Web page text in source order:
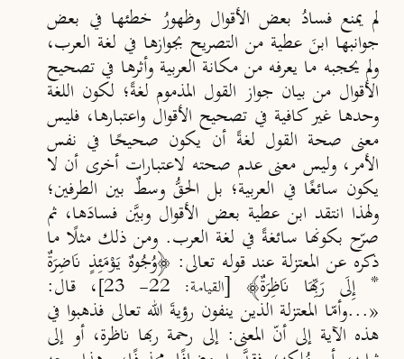
لم يمنع فسادُ بعض الأقوال وظهورُ خطئها في بعض
جوانبها ابنَ عطية من التصريح بجوازها في لغة العرب،
ولم يحجبه ما يعرفه منمكانة العربية وأثرها في تصحيح
الأقوال من بيان جواز القول المذموم لغةً؛ لكون اللغة
وحدها غير كافية في تصحيح الأقوال واعتبارها، فليس
معنى صحة القول لغةً أن يكون صحيحًا في نفس
الأمر، وليس معنى عدم صحته لاعتبارات أخرى أن لا
يكون سائغًا في العربية؛ بل الحق ُ وسطٌ بين الطرفين؛
ولهذا انتقد ابن عطية بعض الأقوال وبيَن فسادَها، ثم
صرح بكونها سائغةً في لغة العرب. ومن ذلك مثلًا ما
ذكره عن المعتزلة عند قوله تعالى: ﴿وُجُوهٌ يَوْمَئِذٍ نَاضِرَةٌ
* إِلَى رَبِّهَا نَاظِرَةٌ﴾ [القيامة: 22- 23] ، قال:
«...وأما المعتزلة الذين ينفون رؤيةَ اللهتعالى فذهبوا في
هذه الآية إلى أن المعنى: إلى رحمة ربها ناظرة، أو إلى